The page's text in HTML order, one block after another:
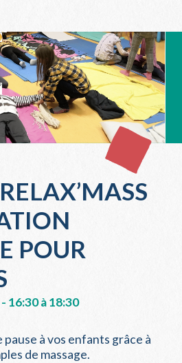
POUR
16:30 à 18:30
à vos enfants grâce à
de massage.